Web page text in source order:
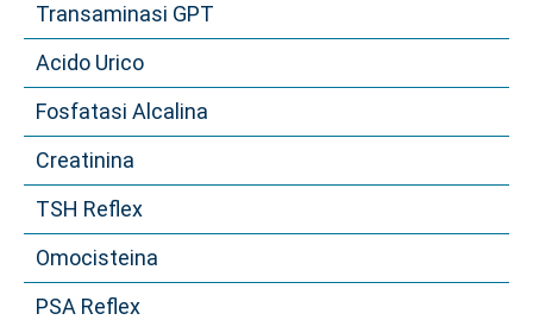
Transaminasi GPT
Acido Urico
Fosfatasi Alcalina
Creatinina
TSH Reflex
Omocisteina
PSA Reflex